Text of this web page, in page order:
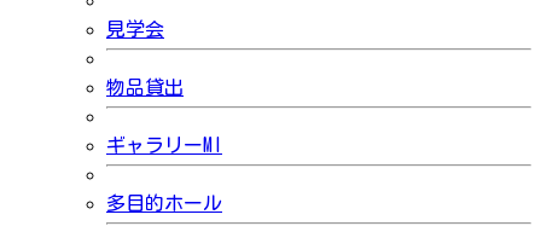
見学会
物品貸出
ギャラリーMI
多目的ホール